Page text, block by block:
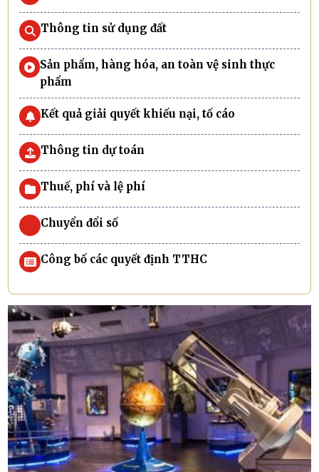
Thông tin sử dụng đất
Sản phẩm, hàng hóa, an toàn vệ sinh thực
phẩm
Kết quả giải quyết khiếu nại, tố cáo
Thông tin dự toán
Thuế, phí và lệ phí
Chuyển đổi số
Công bố các quyết định TTHC